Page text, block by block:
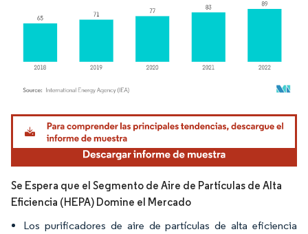
Imagen © Mordor Intelligence. El uso requiere atribución según CC BY 4.0.
Se Espera que el Segmento de Aire de Partículas de Alta
Eficiencia (HEPA) Domine el Mercado
Los purificadores de aire de partículas de alta eficiencia